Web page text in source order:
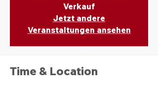
Verkauf
Jetzt andere
Veranstaltungen ansehen
Time & Location